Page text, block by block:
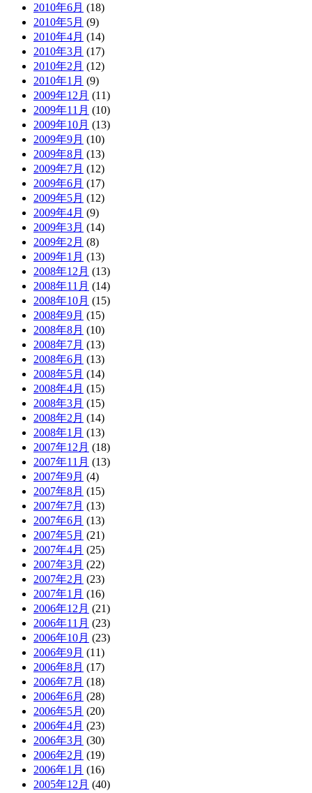
2010年6月 (18)
2010年5月 (9)
2010年4月 (14)
2010年3月 (17)
2010年2月 (12)
2010年1月 (9)
2009年12月 (11)
2009年11月 (10)
2009年10月 (13)
2009年9月 (10)
2009年8月 (13)
2009年7月 (12)
2009年6月 (17)
2009年5月 (12)
2009年4月 (9)
2009年3月 (14)
2009年2月 (8)
2009年1月 (13)
2008年12月 (13)
2008年11月 (14)
2008年10月 (15)
2008年9月 (15)
2008年8月 (10)
2008年7月 (13)
2008年6月 (13)
2008年5月 (14)
2008年4月 (15)
2008年3月 (15)
2008年2月 (14)
2008年1月 (13)
2007年12月 (18)
2007年11月 (13)
2007年9月 (4)
2007年8月 (15)
2007年7月 (13)
2007年6月 (13)
2007年5月 (21)
2007年4月 (25)
2007年3月 (22)
2007年2月 (23)
2007年1月 (16)
2006年12月 (21)
2006年11月 (23)
2006年10月 (23)
2006年9月 (11)
2006年8月 (17)
2006年7月 (18)
2006年6月 (28)
2006年5月 (20)
2006年4月 (23)
2006年3月 (30)
2006年2月 (19)
2006年1月 (16)
2005年12月 (40)